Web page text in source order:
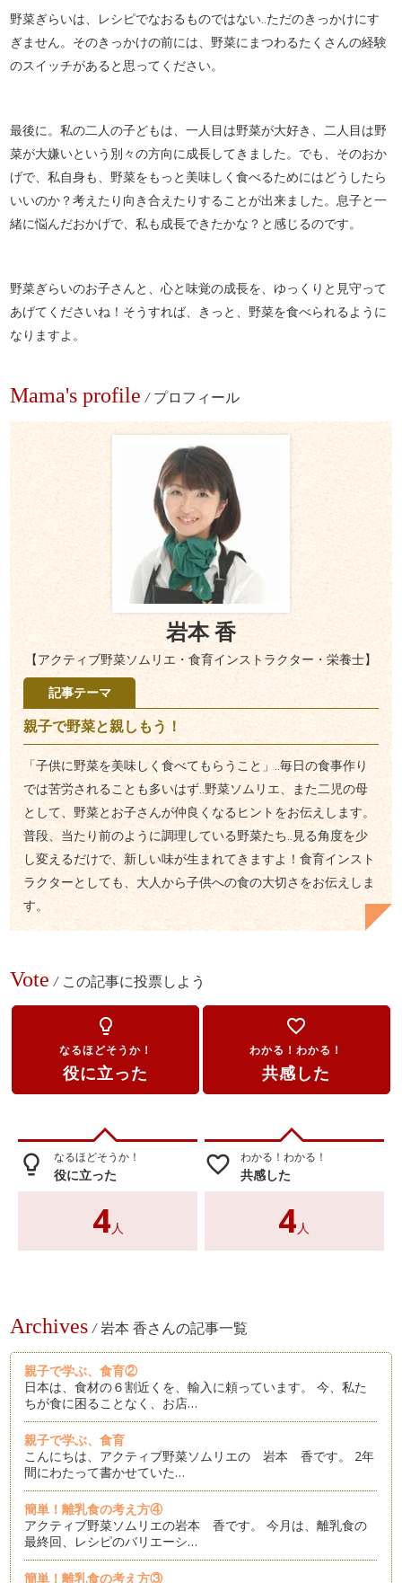
野菜ぎらいは、レシピでなおるものではない‥ただのきっかけにす
ぎません。そのきっかけの前には、野菜にまつわるたくさんの経験
のスイッチがあると思ってください。
最後に。私の二人の子どもは、一人目は野菜が大好き、二人目は野
菜が大嫌いという別々の方向に成長してきました。でも、そのおか
げで、私自身も、野菜をもっと美味しく食べるためにはどうしたら
いいのか？考えたり向き合えたりすることが出来ました。息子と一
緒に悩んだおかげで、私も成長できたかな？と感じるのです。
野菜ぎらいのお子さんと、心と味覚の成長を、ゆっくりと見守って
あげてくださいね！そうすれば、きっと、野菜を食べられるように
なりますよ。
Mama's profile / プロフィール
岩本 香
【アクティブ野菜ソムリエ・食育インストラクター・栄養士】
記事テーマ
親子で野菜と親しもう！
「子供に野菜を美味しく食べてもらうこと」‥毎日の食事作り
では苦労されることも多いはず‥野菜ソムリエ、また二児の母
として、野菜とお子さんが仲良くなるヒントをお伝えします。
普段、当たり前のように調理している野菜たち‥見る角度を少
し変えるだけで、新しい味が生まれてきますよ！食育インスト
ラクターとしても、大人から子供への食の大切さをお伝えしま
す。
Vote / この記事に投票しよう
lightbulb_outline
なるほどそうか！
役に立った
favorite_border
わかる！わかる！
共感した
lightbulb_outline なるほどそうか！
役に立った
4 人
favorite_border わかる！わかる！
共感した
4 人
Archives / 岩本 香さんの記事一覧
親子で学ぶ、食育②
日本は、食材の６割近くを、輸入に頼っています。 今、私た
ちが食に困ることなく、お店…
親子で学ぶ、食育
こんにちは、アクティブ野菜ソムリエの 岩本 香です。 2年
間にわたって書かせていた…
簡単！離乳食の考え方④
アクティブ野菜ソムリエの岩本 香です。 今月は、離乳食の
最終回、レシピのバリエーシ…
簡単！離乳食の考え方③